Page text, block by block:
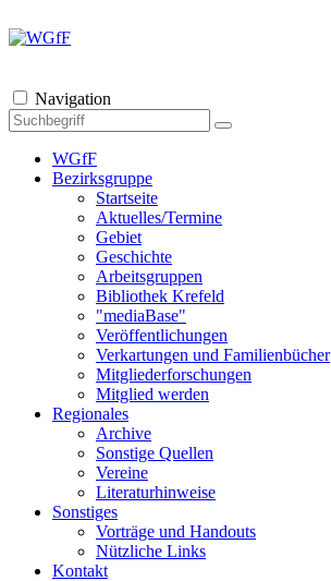
Navigation
WGfF
Bezirksgruppe
Startseite
Aktuelles/Termine
Gebiet
Geschichte
Arbeitsgruppen
Bibliothek Krefeld
"mediaBase"
Veröffentlichungen
Verkartungen und Familienbücher
Mitgliederforschungen
Mitglied werden
Regionales
Archive
Sonstige Quellen
Vereine
Literaturhinweise
Sonstiges
Vorträge und Handouts
Nützliche Links
Kontakt